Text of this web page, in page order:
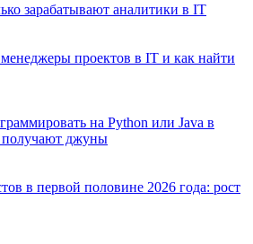
зарабатывают аналитики в IT
проектов в IT и как найти
на Python или Java в
получают джуны
в первой половине 2026 года: рост